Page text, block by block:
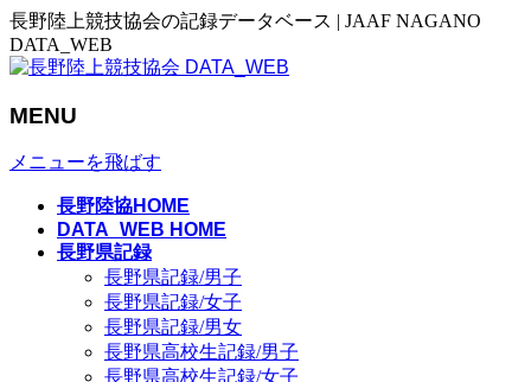
長野陸上競技協会の記録データベース | JAAF NAGANO
DATA_WEB
MENU
メニューを飛ばす
長野陸協HOME
DATA_WEB HOME
長野県記録
長野県記録/男子
長野県記録/女子
長野県記録/男女
長野県高校生記録/男子
長野県高校生記録/女子